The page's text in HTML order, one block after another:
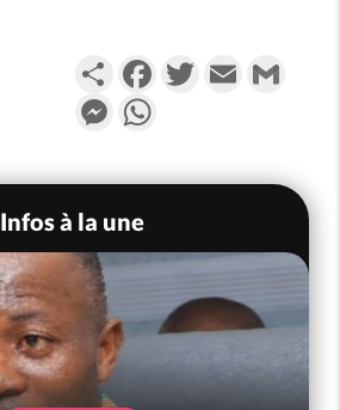
PartagerFacebookTwitterEmail
Messenger
Infos à la une